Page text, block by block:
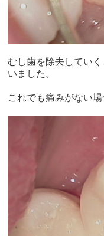
むし歯を除去してい
いました。
これでも痛みがない場